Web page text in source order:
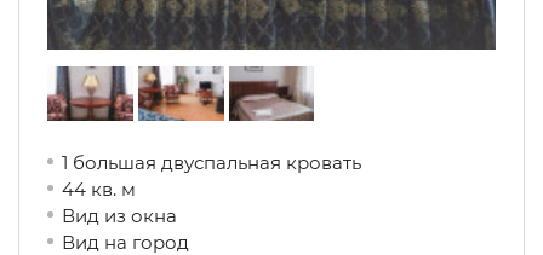
1 большая двуспальная кровать
44 кв. м
Вид из окна
Вид на город